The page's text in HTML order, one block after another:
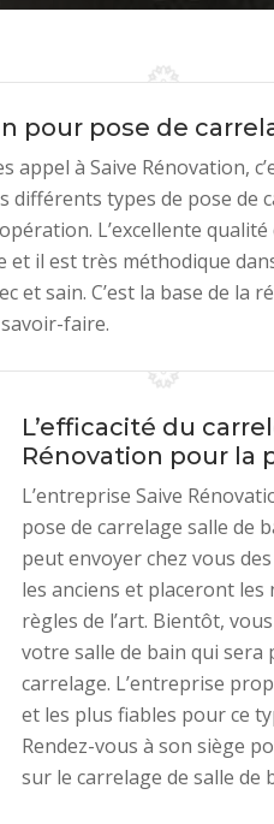
pour pose de
à Saive Rénovation,
différents types de pose de
L’excellente
et il est très méthodique
et sain. C’est la base de la
faire.
L’efficacité du
Rénovation pour la
L’entreprise Saive
pose de carrelage salle de
peut envoyer chez vous
les anciens et placeront
règles de l’art. Bientôt,
votre salle de bain qui sera
carrelage. L’entreprise
et les plus fiables pour ce
Rendez-vous à son siège
sur le carrelage de salle de